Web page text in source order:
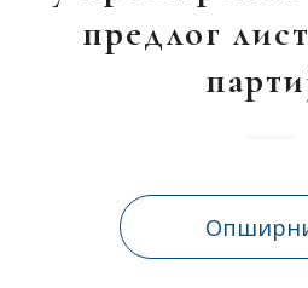
предлог